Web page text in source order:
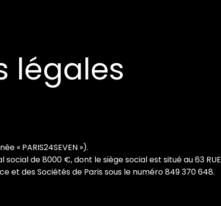
légales
« PARIS24SEVEN »).
social de 8000 €, dont le siège social est situé au 63 RUE
et des Sociétés de Paris sous le numéro 849 370 648.